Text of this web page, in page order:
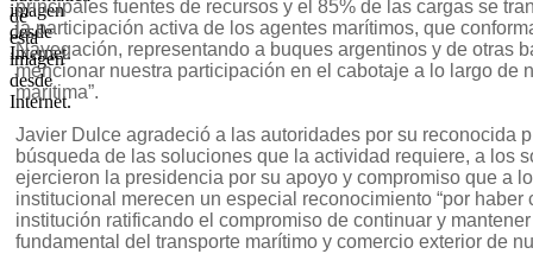
principales fuentes de recursos y el 85% de las cargas se
la participación activa de los agentes marítimos, que
Navegación, representando a buques argentinos y de otras
mencionar nuestra participación en el cabotaje a lo largo de
marítima”.
Javier Dulce agradeció a las autoridades por su reconocida
búsqueda de las soluciones que la actividad requiere, a los
ejercieron la presidencia por su apoyo y compromiso que a
institucional merecen un especial reconocimiento “por haber
institución ratificando el compromiso de continuar y
fundamental del transporte marítimo y comercio exterior de